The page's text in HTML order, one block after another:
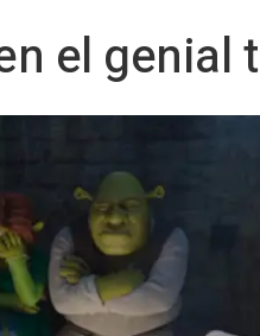
el genial